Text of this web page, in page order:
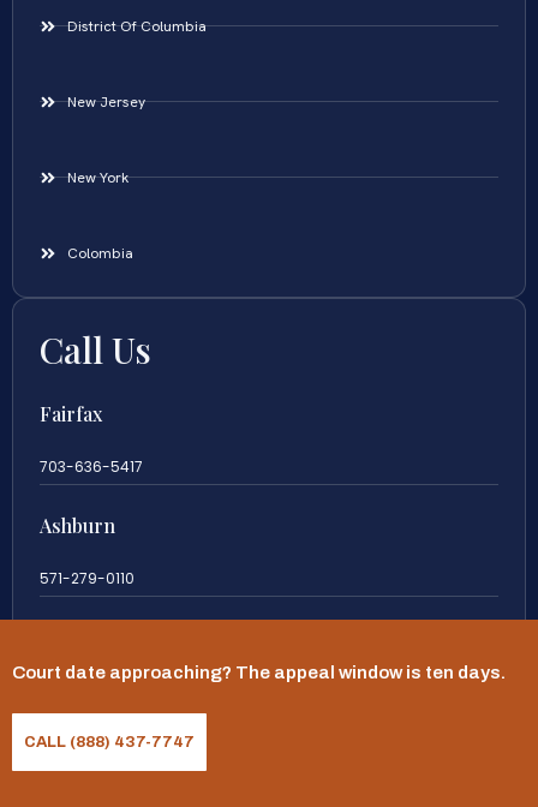
District Of Columbia
New Jersey
New York
Colombia
Call Us
Fairfax
703-636-5417
Ashburn
571-279-0110
Richmond
Court date approaching? The appeal window is ten days.
CALL (888) 437-7747